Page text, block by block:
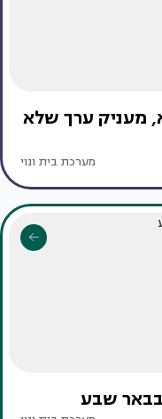
מעניק ערך שלא
מערכת בית ונוי
שבע